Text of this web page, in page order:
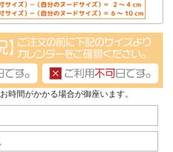
時間がかかる場合が御座います。